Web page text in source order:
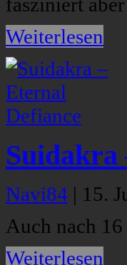
fasziniert
Weiterlesen
Suidakra
Navi84 | 15.
Auch nach
Weiterlesen